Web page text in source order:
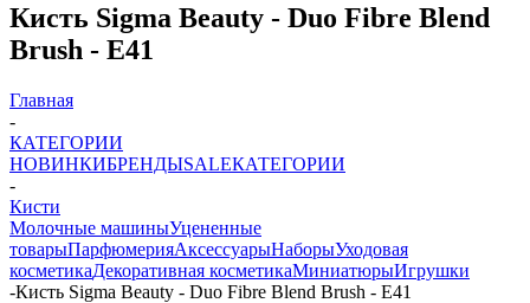
Кисть Sigma Beauty - Duo Fibre Blend
Brush - E41
Главная
-
КАТЕГОРИИ
НОВИНКИБРЕНДЫSALEКАТЕГОРИИ
-
Кисти
Молочные машиныУцененные
товарыПарфюмерияАксессуарыНаборыУходовая
косметикаДекоративная косметикаМиниатюрыИгрушки
-Кисть Sigma Beauty - Duo Fibre Blend Brush - E41